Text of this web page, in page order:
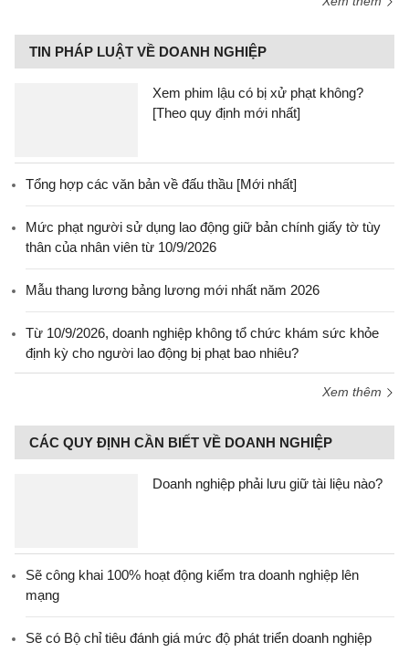
TIN PHÁP LUẬT VỀ DOANH NGHIỆP
Xem phim lậu có bị xử phạt không?
[Theo quy định mới nhất]
Tổng hợp các văn bản về đấu thầu [Mới nhất]
Mức phạt người sử dụng lao động giữ bản chính giấy tờ tùy
thân của nhân viên từ 10/9/2026
Mẫu thang lương bảng lương mới nhất năm 2026
Từ 10/9/2026, doanh nghiệp không tổ chức khám sức khỏe
định kỳ cho người lao động bị phạt bao nhiêu?
Xem thêm
CÁC QUY ĐỊNH CẦN BIẾT VỀ DOANH NGHIỆP
Doanh nghiệp phải lưu giữ tài liệu nào?
Sẽ công khai 100% hoạt động kiểm tra doanh nghiệp lên
mạng
Sẽ có Bộ chỉ tiêu đánh giá mức độ phát triển doanh nghiệp